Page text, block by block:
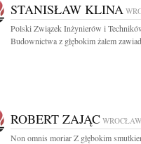
STANISŁAW KLINA
Polski Związek Inżynierów i
Budownictwa z głębokim żalem
ROBERT ZAJĄC WROCŁAW
Non omnis moriar Z głębokim